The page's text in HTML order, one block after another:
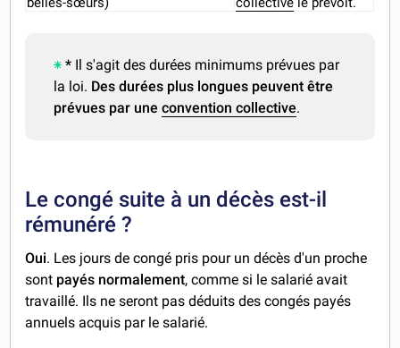
* Il s'agit des durées minimums prévues par
la loi. Des durées plus longues peuvent être
prévues par uneconvention collective.
Le congé suite à un décès est-il
rémunéré ?
Oui. Les jours de congé pris pour un décès d'un proche
sont payés normalement, comme si le salarié avait
travaillé. Ils ne seront pas déduits des congés payés
annuels acquis par le salarié.